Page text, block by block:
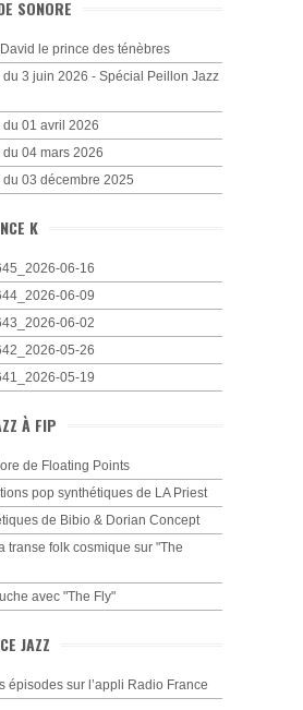
SONORE
le prince des ténèbres
du 3 juin 2026 - Spécial Peillon Jazz
01 avril 2026
04 mars 2026
03 décembre 2025
K
06-16
06-09
06-02
05-26
05-19
À FIP
de Floating Points
pop synthétiques de LA Priest
de Bibio & Dorian Concept
transe folk cosmique sur "The
avec "The Fly"
JAZZ
épisodes sur l’appli Radio France